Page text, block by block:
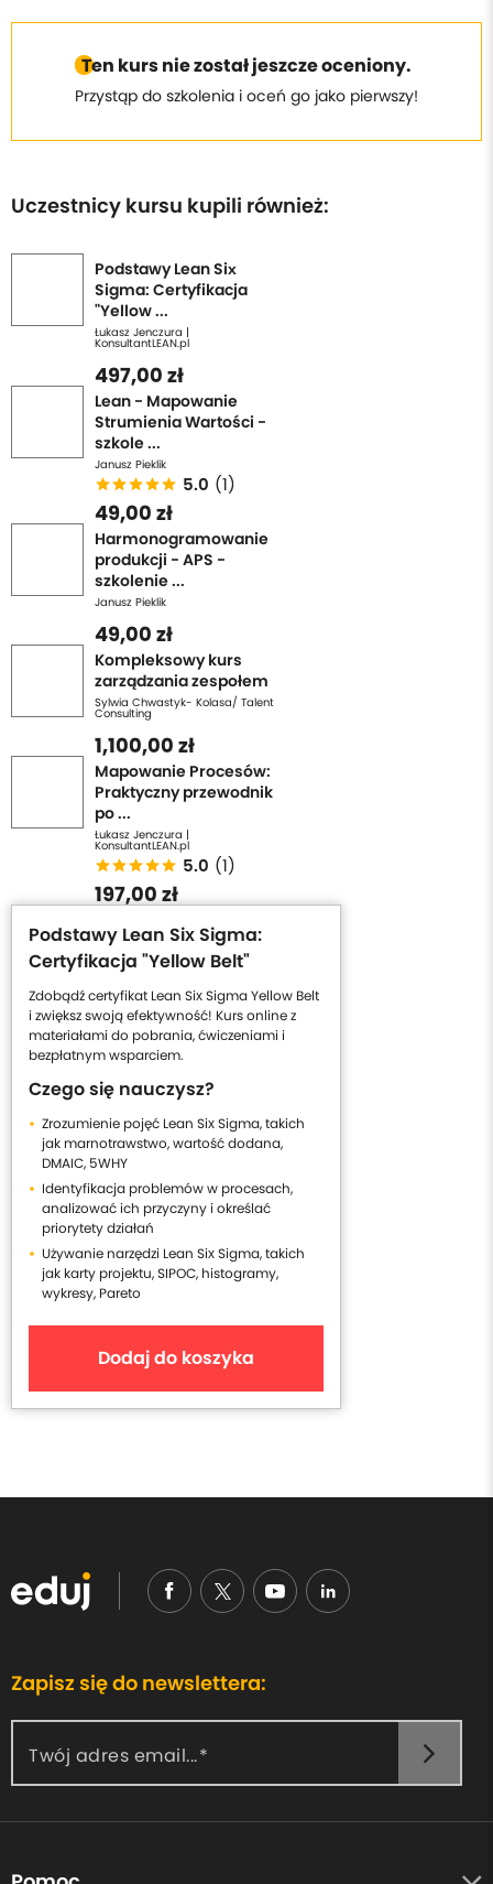
Ten kurs nie został jeszcze oceniony.
Przystąp do szkolenia i oceń go jako pierwszy!
Uczestnicy kursu kupili również:
Podstawy Lean Six
Sigma: Certyfikacja
"Yellow ...
Łukasz Jenczura |
KonsultantLEAN.pl
497,00 zł
Lean - Mapowanie
Strumienia Wartości -
szkole ...
Janusz Pieklik
5.0 (1)
49,00 zł
Harmonogramowanie
produkcji - APS -
szkolenie ...
Janusz Pieklik
49,00 zł
Kompleksowy kurs
zarządzania zespołem
Sylwia Chwastyk- Kolasa/ Talent
Consulting
1,100,00 zł
Mapowanie Procesów:
Praktyczny przewodnik
po ...
Łukasz Jenczura |
KonsultantLEAN.pl
5.0 (1)
197,00 zł
Podstawy Lean Six Sigma:
Certyfikacja "Yellow Belt"
Zdobądź certyfikat Lean Six Sigma Yellow Belt
i zwiększ swoją efektywność! Kurs online z
materiałami do pobrania, ćwiczeniami i
bezpłatnym wsparciem.
Czego się nauczysz?
Zrozumienie pojęć Lean Six Sigma, takich
jak marnotrawstwo, wartość dodana,
DMAIC, 5WHY
Identyfikacja problemów w procesach,
analizować ich przyczyny i określać
priorytety działań
Używanie narzędzi Lean Six Sigma, takich
jak karty projektu, SIPOC, histogramy,
wykresy, Pareto
Dodaj do koszyka
Zapisz się do newslettera:
Twój adres email...